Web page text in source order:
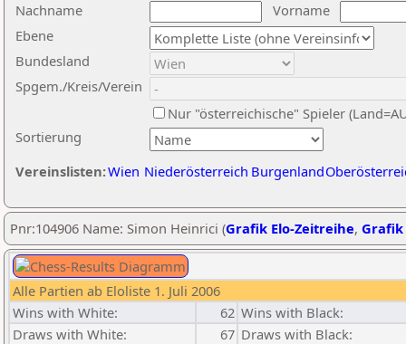
Nachname
Vorname
Ebene
Sortierung
Bundesland
Spgem./Kreis/Verein
Nur "österreichische" Spieler
Vereinslisten:Wien Niederösterreich Burgenland
Pnr:104906 Name: Simon Heinrici (Grafik Elo-Zeitreihe, Grafik
Alle Partien ab Eloliste 1. Juli 2006
Wins with White:
62 Wins with Black:
Draws with White:
67 Draws with Black: